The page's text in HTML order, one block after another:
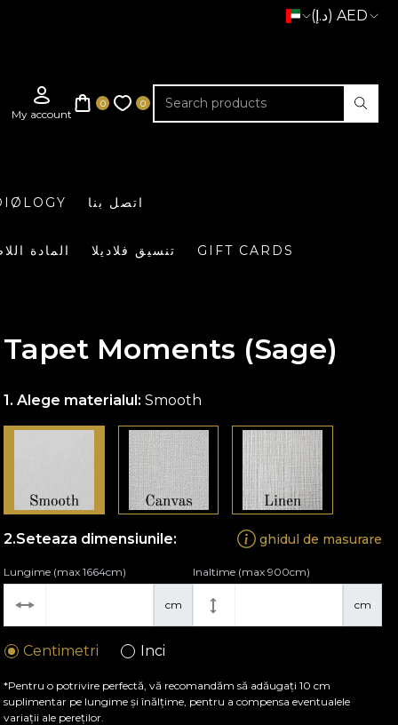
(د.إ) AED
اتصل بنا
المادة تنسيق فلاديلا GIFT CARDS
Tapet Moments (Sage)
Alege materialul:Smooth
Seteaza dimensiunile: ghidul de masurare
cm
Lungime (max 1664cm)
cm
Inaltime (max 900cm)
Centimetri Inci
*Pentru o potrivire perfectă, vă recomandăm să adăugați 10 cm
suplimentar pe lungime și înălțime, pentru a compensa eventualele
variații ale pereților.